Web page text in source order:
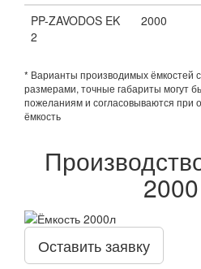
PP-ZAVODOS EK
2
2000
* Варианты производимых ёмкостей
размерами, точные габариты могут
пожеланиям и согласовываются при
ёмкость
Оставить заявку